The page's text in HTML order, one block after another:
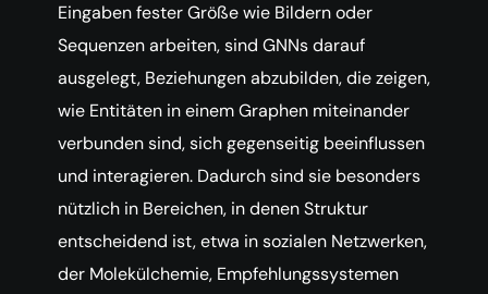
Eingaben fester Größe wie Bildern oder
Sequenzen arbeiten, sind GNNs darauf
ausgelegt, Beziehungen abzubilden, die zeigen,
wie Entitäten in einem Graphen miteinander
verbunden sind, sich gegenseitig beeinflussen
und interagieren. Dadurch sind sie besonders
nützlich in Bereichen, in denen Struktur
entscheidend ist, etwa in sozialen Netzwerken,
der Molekülchemie, Empfehlungssystemen